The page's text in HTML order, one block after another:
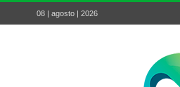
08 | agosto | 2026